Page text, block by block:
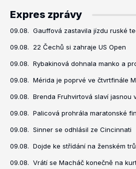
Expres zprávy
09.08. Gauffová zastavila jízdu ruské
09.08. 22 Čechů si zahraje US Open
09.08. Rybakinová dohnala manko a
09.08. Mérida je poprvé ve čtvrtfinále
09.08. Brenda Fruhvirtová slaví jasnou
09.08. Palicová prohrála maratonské
09.08. Sinner se odhlásil ze Cincinnati
09.08. Dojde ke střídání na ženském
09.08. Vrátí se Macháč konečně na